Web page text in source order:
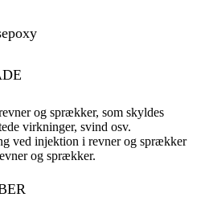
og sprækker, som skyldes
virkninger, svind osv.
ved injektion i revner og sprækker
og sprækker.